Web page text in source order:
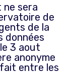
ne sera
de
de la
données
3 aout
anonyme
entre les